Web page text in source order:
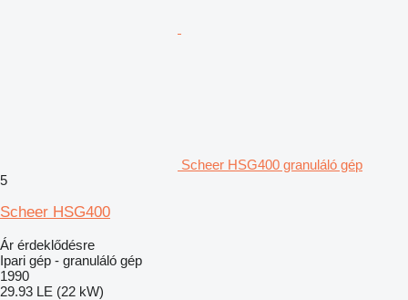
Scheer HSG400 granuláló gép
5
Scheer HSG400
Ár érdeklődésre
Ipari gép - granuláló gép
1990
29.93 LE (22 kW)